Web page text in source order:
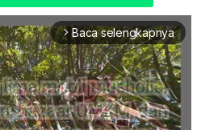
arrow_forward_ios Baca selengkapnya